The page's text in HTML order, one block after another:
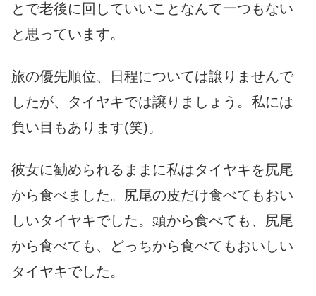
とで老後に回していいことなんて一つもない
と思っています。
旅の優先順位、日程については譲りませんで
したが、タイヤキでは譲りましょう。私には
負い目もあります(笑)。
彼女に勧められるままに私はタイヤキを尻尾
から食べました。尻尾の皮だけ食べてもおい
しいタイヤキでした。頭から食べても、尻尾
から食べても、どっちから食べてもおいしい
タイヤキでした。